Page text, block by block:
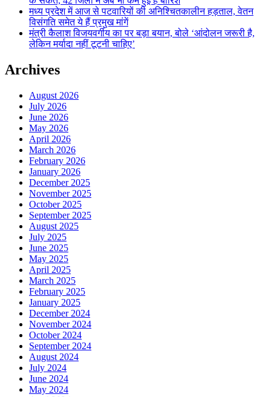
मध्य प्रदेश में आज से पटवारियों की अनिश्चितकालीन हड़ताल, वेतन
विसंगति समेत ये हैं प्रमुख मांगें
मंत्री कैलाश विजयवर्गीय का पर बड़ा बयान, बोले ‘आंदोलन जरूरी है,
लेकिन मर्यादा नहीं टूटनी चाहिए’
Archives
August 2026
July 2026
June 2026
May 2026
April 2026
March 2026
February 2026
January 2026
December 2025
November 2025
October 2025
September 2025
August 2025
July 2025
June 2025
May 2025
April 2025
March 2025
February 2025
January 2025
December 2024
November 2024
October 2024
September 2024
August 2024
July 2024
June 2024
May 2024